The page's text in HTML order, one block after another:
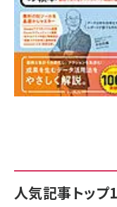
人気記事トップ